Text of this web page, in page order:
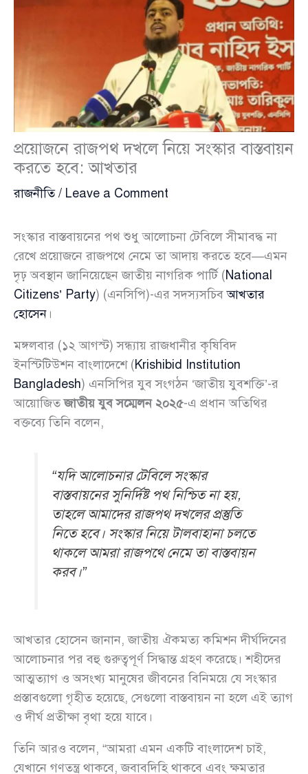
প্রয়োজনে রাজপথ দখলে নিয়ে সংস্কার বাস্তবায়ন
করতে হবে: আখতার
রাজনীতি/ Leave a Comment
সংস্কার বাস্তবায়নের পথ শুধু আলোচনা টেবিলে সীমাবদ্ধ না
রেখে প্রয়োজনে রাজপথে নেমে তা আদায় করতে হবে—এমন
দৃঢ় অবস্থান জানিয়েছেন জাতীয় নাগরিক পার্টি (National
Citizens’ Party) (এনসিপি)-এর সদস্যসচিবআখতার
হোসেন ।
মঙ্গলবার (১২ আগস্ট) সন্ধ্যায় রাজধানীর কৃষিবিদ
ইনস্টিটিউশন বাংলাদেশে (Krishibid Institution
Bangladesh) এনসিপির যুব সংগঠন ‘জাতীয় যুবশক্তি’-র
আয়োজিতজাতীয় যুব সম্মেলন ২০২৫-এ প্রধান অতিথির
বক্তব্যে তিনি বলেন,
“যদি আলোচনার টেবিলে সংস্কার
বাস্তবায়নের সুনির্দিষ্ট পথ নিশ্চিত না হয়,
তাহলে আমাদের রাজপথ দখলের প্রস্তুতি
নিতে হবে। সংস্কার নিয়ে টালবাহানা চলতে
থাকলে আমরা রাজপথে নেমে তা বাস্তবায়ন
করব।”
আখতার হোসেন জানান, জাতীয় ঐকমত্য কমিশন দীর্ঘদিনের
আলোচনার পর বহু গুরুত্বপূর্ণ সিদ্ধান্ত গ্রহণ করেছে। শহীদের
আত্মত্যাগ ও অসংখ্য মানুষের জীবনের বিনিময়ে যে সংস্কার
প্রস্তাবগুলো গৃহীত হয়েছে, সেগুলো বাস্তবায়ন না হলে এই ত্যাগ
ও দীর্ঘ প্রতীক্ষা বৃথা হয়ে যাবে।
তিনি আরও বলেন, “আমরা এমন একটি বাংলাদেশ চাই,
যেখানে গণতন্ত্র থাকবে, জবাবদিহি থাকবে এবং ক্ষমতার